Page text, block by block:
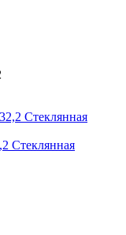
Стеклянная